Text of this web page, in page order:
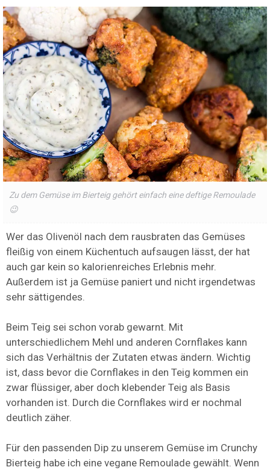
Zu dem Gemüse im Bierteig gehört einfach eine deftige Remoulade
😉
Wer das Olivenöl nach dem rausbraten das Gemüses
fleißig von einem Küchentuch aufsaugen lässt, der hat
auch gar kein so kalorienreiches Erlebnis mehr.
Außerdem ist ja Gemüse paniert und nicht irgendetwas
sehr sättigendes.
Beim Teig sei schon vorab gewarnt. Mit
unterschiedlichem Mehl und anderen Cornflakes kann
sich das Verhältnis der Zutaten etwas ändern. Wichtig
ist, dass bevor die Cornflakes in den Teig kommen ein
zwar flüssiger, aber doch klebender Teig als Basis
vorhanden ist. Durch die Cornflakes wird er nochmal
deutlich zäher.
Für den passenden Dip zu unserem Gemüse im Crunchy
Bierteig habe ich eine vegane Remoulade gewählt. Wenn